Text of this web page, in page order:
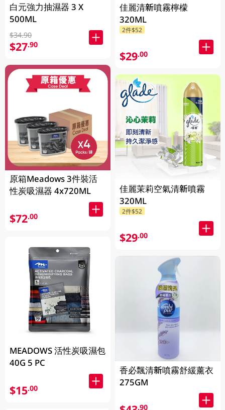
白元強力抽濕器 3 X
500ML
$34.90
$27.90
原箱Meadows 3件裝活
性炭吸濕器 4x720ML
$72.00
MEADOWS 活性炭吸濕包
40G 5 PC
$15.00
佳麗清新噴霧檸檬
320ML
2件$52
$29.00
佳麗茉莉空氣清新噴霧
320ML
2件$52
$29.00
香必飄清新噴霧舒緩薰衣
275GM
.90